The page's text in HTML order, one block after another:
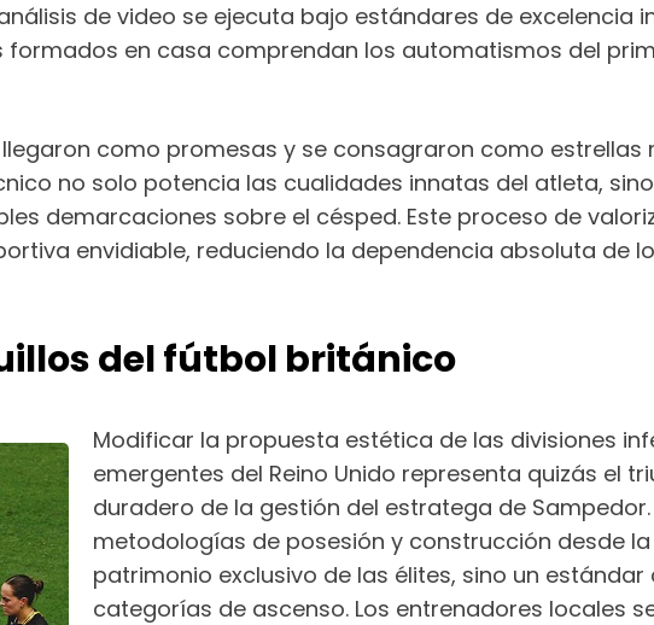
de video se ejecuta bajo estándares de excelencia
en casa comprendan los automatismos del
como promesas y se consagraron como estrellas
no solo potencia las cualidades innatas del atleta,
demarcaciones sobre el césped. Este proceso de
envidiable, reduciendo la dependencia absoluta de
del fútbol británico
Modificar la propuesta estética de las divisiones
emergentes del Reino Unido representa quizás el
duradero de la gestión del estratega de
metodologías de posesión y construcción desde
patrimonio exclusivo de las élites, sino un
categorías de ascenso. Los entrenadores locales